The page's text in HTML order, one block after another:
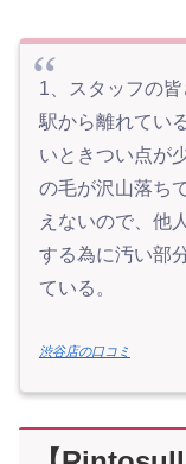
1、スタッフの
駅から離れてい
いときつい点が
の毛が沢山落ち
えないので、他
する為に汚い部
ている。
渋谷店の口コミ